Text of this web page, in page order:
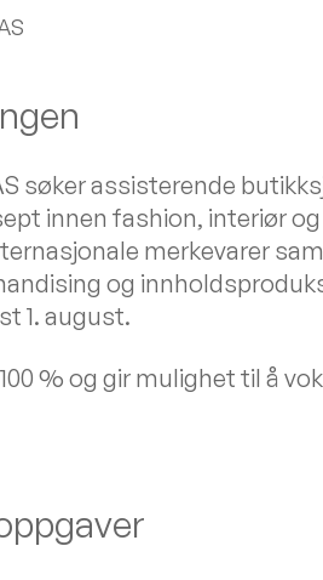
søker assisterende
innen fashion, interiør
merkevarer
og
1. august.
% og gir mulighet til å